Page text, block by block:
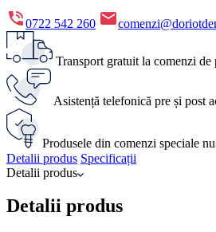
0722 542 260
Transport gratuit la comenzi de
Asistență telefonică pre și post
Produsele din comenzi speciale
Detalii produs Specificații
Detalii produs
Detalii produs